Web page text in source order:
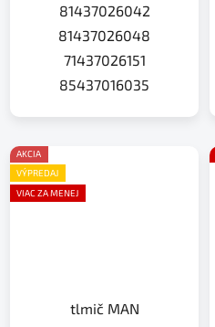
81437026042
81437026048
71437026151
85437016035
AKCIA
VÝPREDAJ
VIAC ZA MENEJ
tlmič MAN